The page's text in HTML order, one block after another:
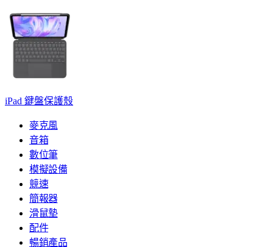
iPad 鍵盤保護殼
麥克風
音箱
數位筆
模擬設備
競速
簡報器
滑鼠墊
配件
暢銷產品